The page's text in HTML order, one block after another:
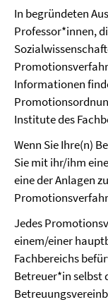
In begründeten
Professor*innen,
Informationen
Institute des
Wenn Sie Ihre(n)
Sie mit ihr/ihm eine
eine der Anlagen
Jedes
einem/einer
Fachbereichs
Betreuer*in selbst